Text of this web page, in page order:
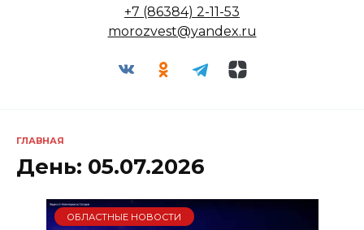
+7 (86384) 2-11-53
morozvest@yandex.ru
ГЛАВНАЯ
День: 05.07.2026
ОБЛАСТНЫЕ НОВОСТИ